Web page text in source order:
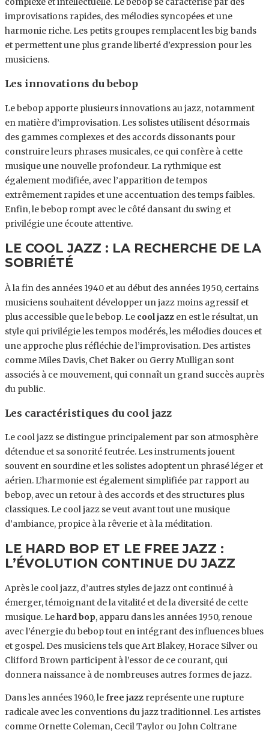
improvisations rapides, des mélodies syncopées et une
harmonie riche. Les petits groupes remplacent les big bands
et permettent une plus grande liberté d’expression pour les
musiciens.
Les innovations du bebop
Le bebop apporte plusieurs innovations au jazz, notamment
en matière d’improvisation. Les solistes utilisent désormais
des gammes complexes et des accords dissonants pour
construire leurs phrases musicales, ce qui confère à cette
musique une nouvelle profondeur. La rythmique est
également modifiée, avec l’apparition de tempos
extrêmement rapides et une accentuation des temps faibles.
Enfin, le bebop rompt avec le côté dansant du swing et
privilégie une écoute attentive.
LE COOL JAZZ : LA RECHERCHE DE LA
SOBRIÉTÉ
À la fin des années 1940 et au début des années 1950, certains
musiciens souhaitent développer un jazz moins agressif et
plus accessible que le bebop. Le cool jazz en est le résultat, un
style qui privilégie les tempos modérés, les mélodies douces et
une approche plus réfléchie de l’improvisation. Des artistes
comme Miles Davis, Chet Baker ou Gerry Mulligan sont
associés à ce mouvement, qui connaît un grand succès auprès
du public.
Les caractéristiques du cool jazz
Le cool jazz se distingue principalement par son atmosphère
détendue et sa sonorité feutrée. Les instruments jouent
souvent en sourdine et les solistes adoptent un phrasé léger et
aérien. L’harmonie est également simplifiée par rapport au
bebop, avec un retour à des accords et des structures plus
classiques. Le cool jazz se veut avant tout une musique
d’ambiance, propice à la rêverie et à la méditation.
LE HARD BOP ET LE FREE JAZZ :
L’ÉVOLUTION CONTINUE DU JAZZ
Après le cool jazz, d’autres styles de jazz ont continué à
émerger, témoignant de la vitalité et de la diversité de cette
musique. Lehard bop, apparu dans les années 1950, renoue
avec l’énergie du bebop tout en intégrant des influences blues
et gospel. Des musiciens tels que Art Blakey, Horace Silver ou
Clifford Brown participent à l’essor de ce courant, qui
donnera naissance à de nombreuses autres formes de jazz.
Dans les années 1960, lefree jazz représente une rupture
radicale avec les conventions du jazz traditionnel. Les artistes
comme Ornette Coleman, Cecil Taylor ou John Coltrane